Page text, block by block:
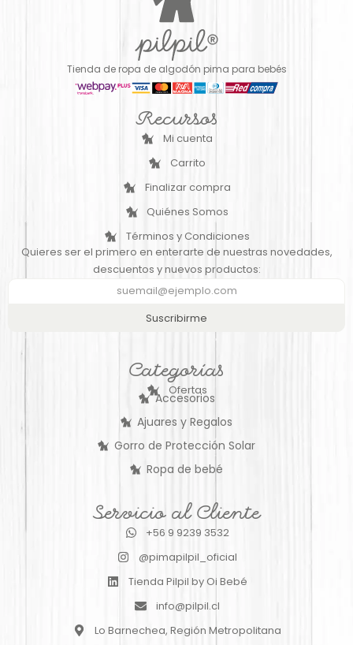
Tienda de ropa de algodón pima para bebés
Recursos
Mi cuenta
Carrito
Finalizar compra
Quiénes Somos
Términos y Condiciones
Quieres ser el primero en enterarte de nuestras novedades,
descuentos y nuevos productos:
Suscribirme
Categorías
Ofertas
Accesorios
Ajuares y Regalos
Gorro de Protección Solar
Ropa de bebé
Servicio al Cliente
+56 9 9239 3532
@pimapilpil_oficial
Tienda Pilpil by Oi Bebé
info@pilpil.cl
Lo Barnechea, Región Metropolitana